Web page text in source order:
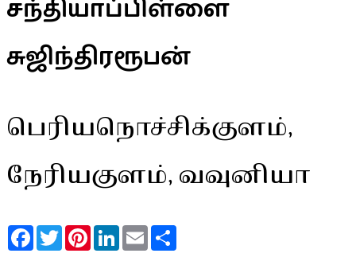
சந்தியாப்பிள்ளை
சுஜிந்திரரூபன்
பெரியநொச்சிக்குளம்,
நேரியகுளம், வவுனியா
FacebookTwitterPinterestLinkedInEmail